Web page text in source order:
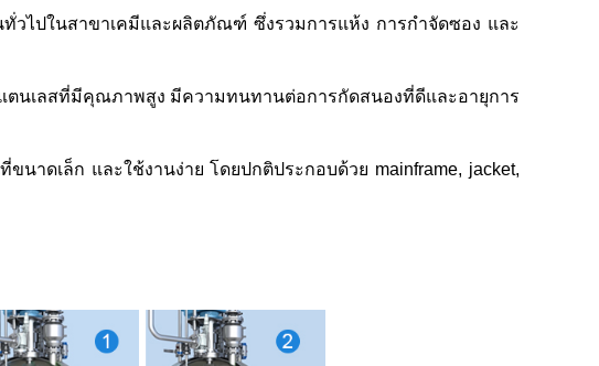
วไปในสาขาเคมีและผลิตภัณฑ์ ซึ่งรวมการแห้ง การกําจัดซอง และ
ตนเลสที่มีคุณภาพสูง มีความทนทานต่อการกัดสนองที่ดีและอายุการ
นาดเล็ก และใช้งานง่าย โดยปกติประกอบด้วย mainframe, jacket,